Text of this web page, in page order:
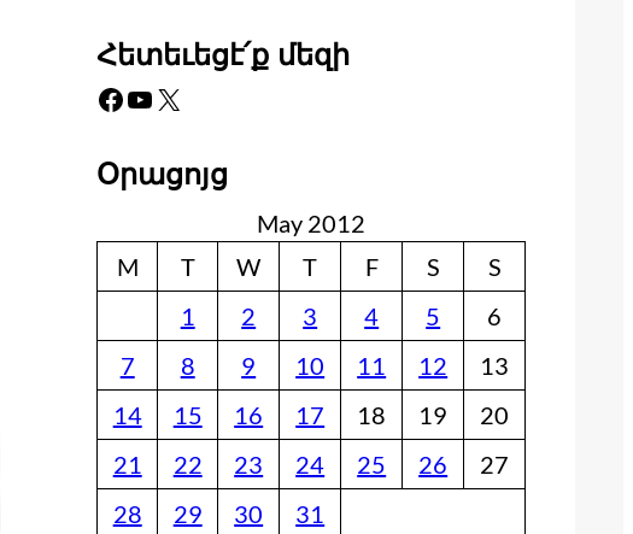
Հետեւեցէ՛ք մեզի
Facebook YouTube X
Օրացոյց
May 2012
M
T W T F S
S
1
2 3 4 5
6
7
8 9 10 11 12
13
14
15 16 17 18 19
20
21
22 23 24 25 26
27
28
29 30
31